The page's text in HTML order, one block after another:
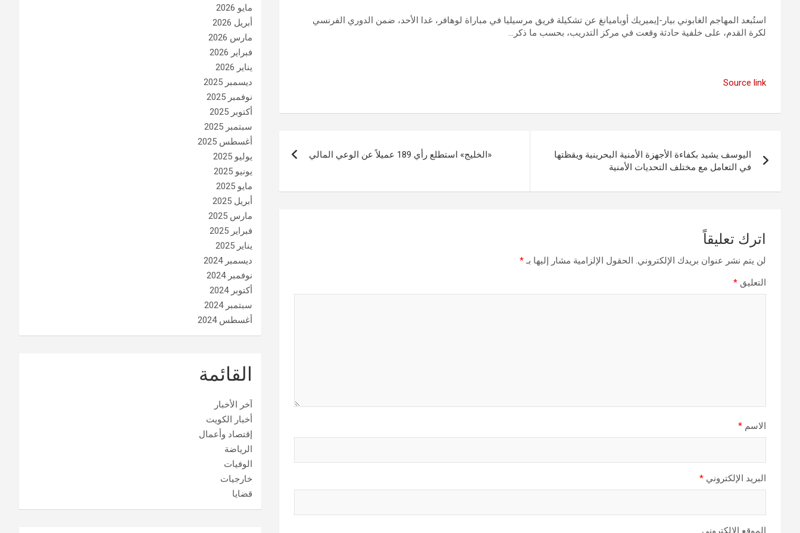
استُبعد المهاجم الغابوني بيار-إيميريك أوباميانغ عن تشكيلة فريق مرسيليا في مباراة لوهافر، غدا الأحد، ضمن الدوري الفرنسي
لكرة القدم، على خلفية حادثة وقعت في مركز التدريب، بحسب ما ذكر…
Source link
المقالات
اليوسف يشيد بكفاءة الأجهزة الأمنية البحرينية ويقظتها
في التعامل مع مختلف التحديات الأمنية
«الخليج» استطلع رأي 189 عميلاً عن الوعي المالي
اترك تعليقاً
لن يتم نشر عنوان بريدك الإلكتروني. الحقول الإلزامية مشار إليها بـ*
التعليق *
الاسم *
البريد الإلكتروني *
الموقع الإلكتروني
مايو 2026
أبريل 2026
مارس 2026
فبراير 2026
يناير 2026
ديسمبر 2025
نوفمبر 2025
أكتوبر 2025
سبتمبر 2025
أغسطس 2025
يوليو 2025
يونيو 2025
مايو 2025
أبريل 2025
مارس 2025
فبراير 2025
يناير 2025
ديسمبر 2024
نوفمبر 2024
أكتوبر 2024
سبتمبر 2024
أغسطس 2024
القائمة
آخر الأخبار
أخبار الكويت
إقتصاد وأعمال
الرياضة
الوفيات
خارجيات
قضايا